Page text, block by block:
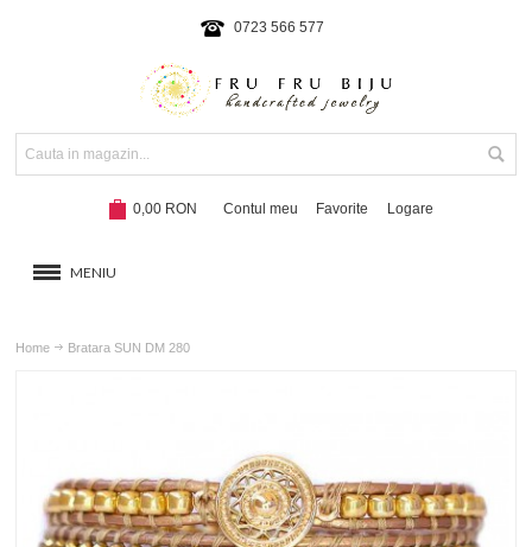
0723 566 577
0,00 RON Contul meu Favorite Logare
MENIU
NOUTATI 2024 Hot!
Home Bratara SUN DM 280